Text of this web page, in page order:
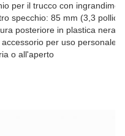
per il trucco con
specchio: 85 mm (3,3 pollici)
posteriore in plastica nera
accessorio per uso personale,
o all'aperto